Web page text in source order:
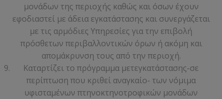
μονάδων της περιοχής καθώς και όσων έχουν
εφοδιαστεί με άδεια εγκατάστασης και συνεργάζεται
με τις αρμόδιες Υπηρεσίες για την επιβολή
πρόσθετων περιβαλλοντικών όρων ή ακόμη και
απομάκρυνση τους από την περιοχή.
Καταρτίζει το πρόγραμμα μετεγκατάστασης-σε
περίπτωση που κριθεί αναγκαίο- των νόμιμα
υφισταμένων πτηνοκτηνοτροφικών μονάδων